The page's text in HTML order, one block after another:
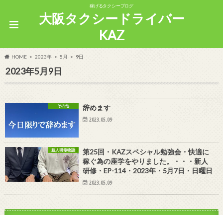
稼げるタクシーブログ
大阪タクシードライバー
KAZ
HOME 2023年 5月 9日
2023年5月9日
その他 辞めます
2023.05.09
新人研修物語
第25回・KAZスペシャル勉強会・快適に
稼ぐ為の座学をやりました。・・・新人
研修・EP-114・2023年・5月7日・日曜日
2023.05.09